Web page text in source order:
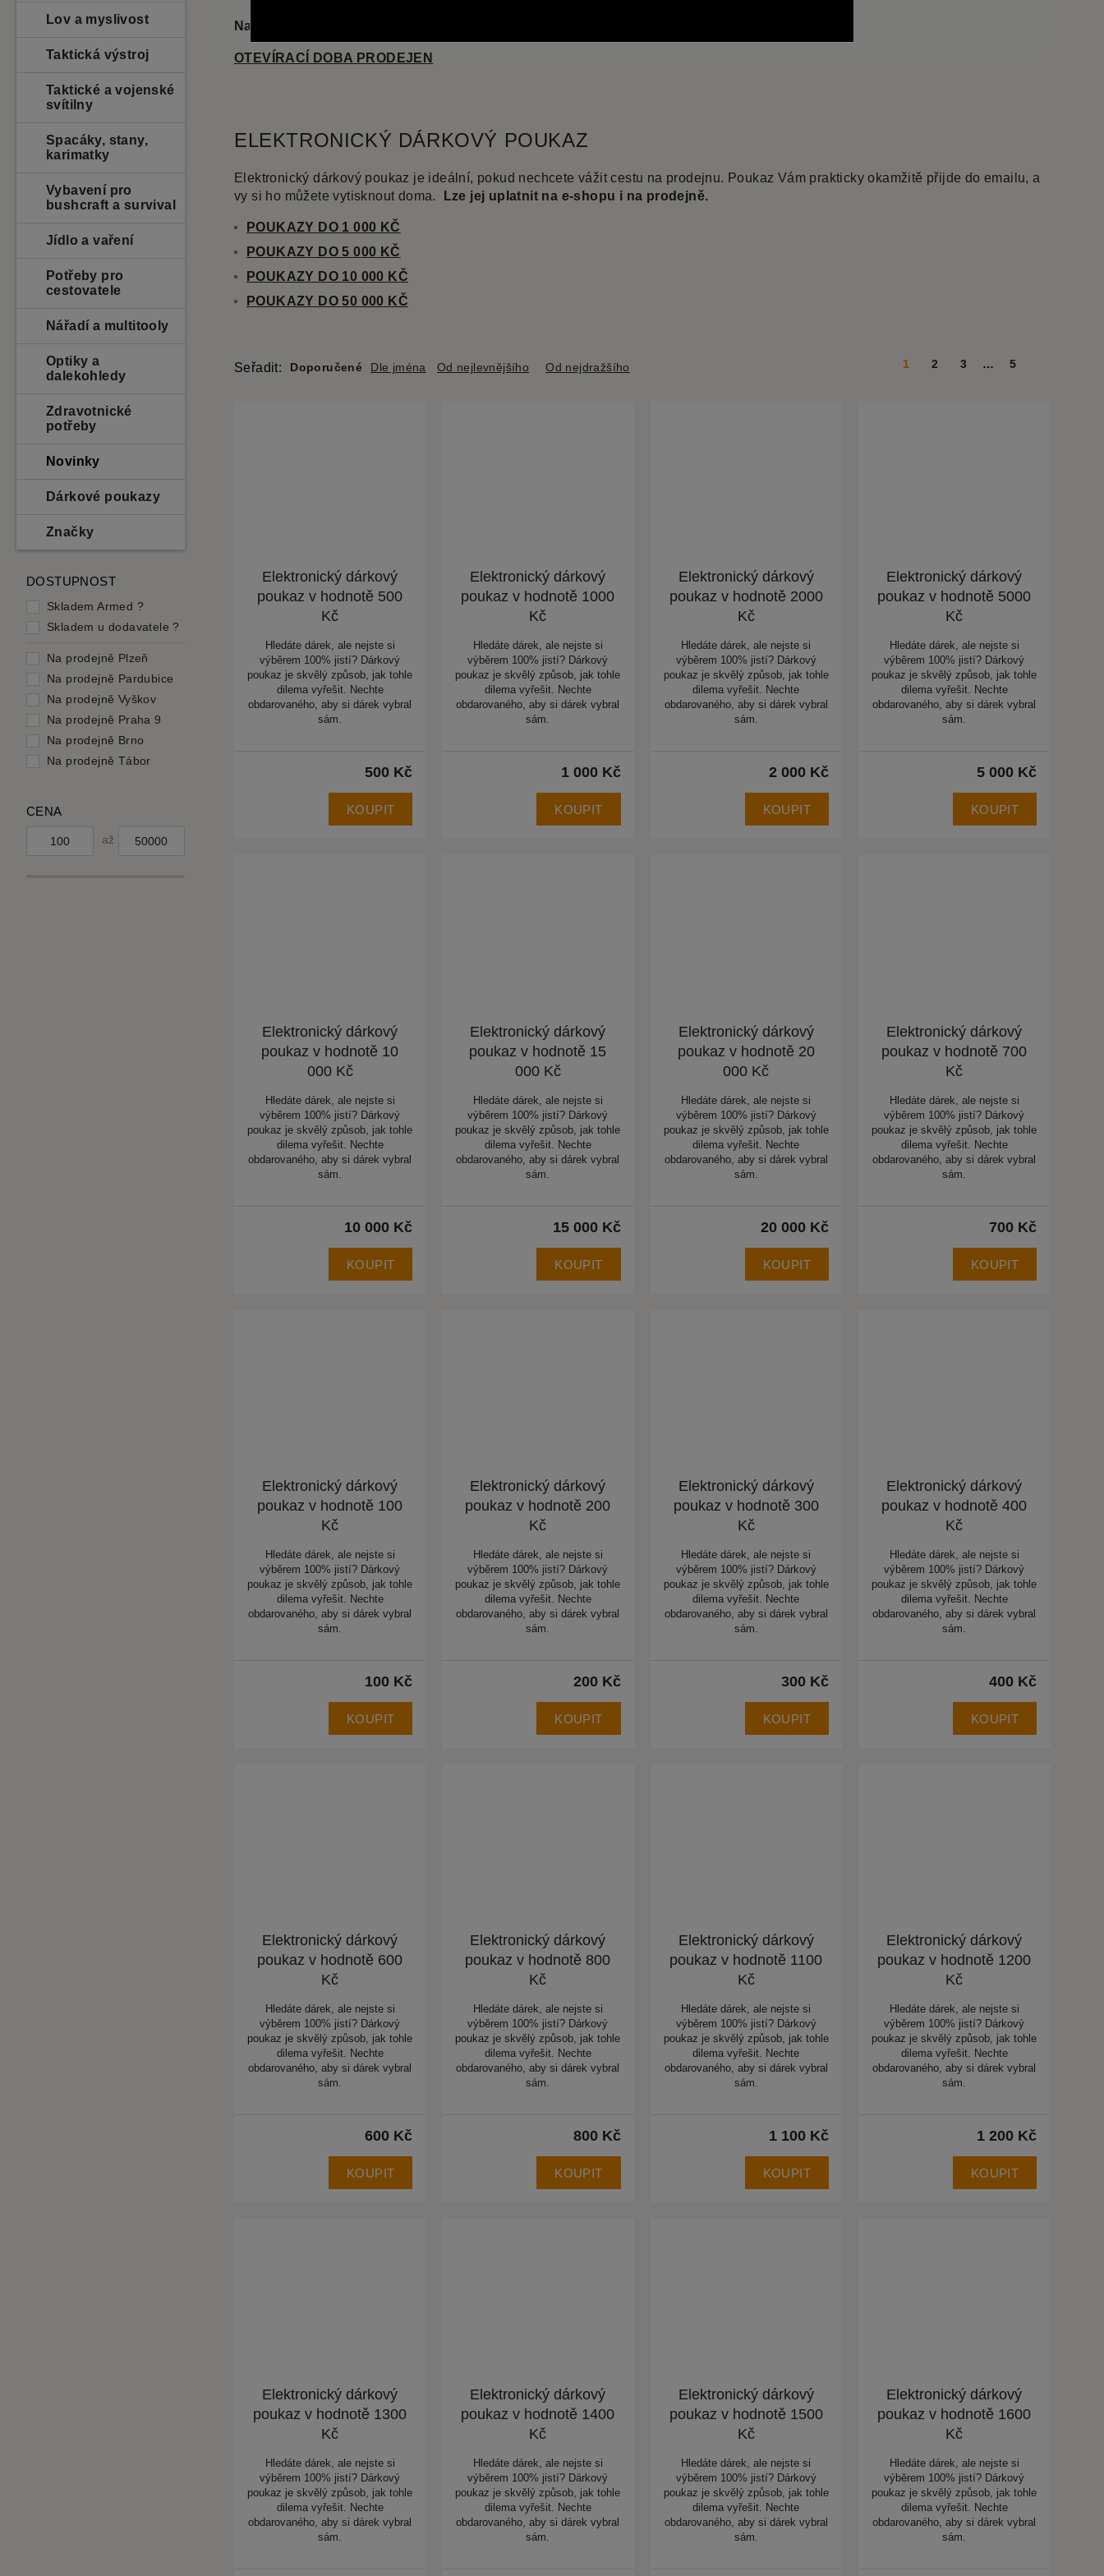
Lov a myslivost
Taktická výstroj
Taktické a vojenské
svítilny
Spacáky, stany,
karimatky
Vybavení pro
bushcraft a survival
Jídlo a vaření
Potřeby pro
cestovatele
Nářadí a multitooly
Optiky a
dalekohledy
Zdravotnické
potřeby
Novinky
Dárkové poukazy
Značky
DOSTUPNOST
Skladem Armed ?
Skladem u dodavatele?
Na prodejně Plzeň
Na prodejně Pardubice
Na prodejně Vyškov
Na prodejně Praha 9
Na prodejně Brno
Na prodejně Tábor
CENA
až
Najdete ho před svátky na všech našich prodejnách.
OTEVÍRACÍ DOBA PRODEJEN
ELEKTRONICKÝ DÁRKOVÝ POUKAZ
Elektronický dárkový poukaz je ideální, pokud nechcete vážit cestu na prodejnu. Poukaz Vám prakticky okamžitě přijde do emailu, a
vy si ho můžete vytisknout doma.
Lze jej uplatnit na e-shopu i na prodejně.
POUKAZY DO 1 000 KČ
POUKAZY DO 5 000 KČ
POUKAZY DO 10 000 KČ
POUKAZY DO 50 000 KČ
Seřadit: Doporučené Dle jména Od nejlevnějšího Od nejdražšího 1 2 3 … 5
Elektronický dárkový
poukaz v hodnotě 500
Kč
Hledáte dárek, ale nejste si
výběrem 100% jistí? Dárkový
poukaz je skvělý způsob, jak tohle
dilema vyřešit. Nechte
obdarovaného, aby si dárek vybral
sám.
500 Kč
KOUPIT
Elektronický dárkový
poukaz v hodnotě 1000
Kč
Hledáte dárek, ale nejste si
výběrem 100% jistí? Dárkový
poukaz je skvělý způsob, jak tohle
dilema vyřešit. Nechte
obdarovaného, aby si dárek vybral
sám.
1 000 Kč
KOUPIT
Elektronický dárkový
poukaz v hodnotě 2000
Kč
Hledáte dárek, ale nejste si
výběrem 100% jistí? Dárkový
poukaz je skvělý způsob, jak tohle
dilema vyřešit. Nechte
obdarovaného, aby si dárek vybral
sám.
2 000 Kč
KOUPIT
Elektronický dárkový
poukaz v hodnotě 5000
Kč
Hledáte dárek, ale nejste si
výběrem 100% jistí? Dárkový
poukaz je skvělý způsob, jak tohle
dilema vyřešit. Nechte
obdarovaného, aby si dárek vybral
sám.
5 000 Kč
KOUPIT
Elektronický dárkový
poukaz v hodnotě 10
000 Kč
Hledáte dárek, ale nejste si
výběrem 100% jistí? Dárkový
poukaz je skvělý způsob, jak tohle
dilema vyřešit. Nechte
obdarovaného, aby si dárek vybral
sám.
10 000 Kč
KOUPIT
Elektronický dárkový
poukaz v hodnotě 15
000 Kč
Hledáte dárek, ale nejste si
výběrem 100% jistí? Dárkový
poukaz je skvělý způsob, jak tohle
dilema vyřešit. Nechte
obdarovaného, aby si dárek vybral
sám.
15 000 Kč
KOUPIT
Elektronický dárkový
poukaz v hodnotě 20
000 Kč
Hledáte dárek, ale nejste si
výběrem 100% jistí? Dárkový
poukaz je skvělý způsob, jak tohle
dilema vyřešit. Nechte
obdarovaného, aby si dárek vybral
sám.
20 000 Kč
KOUPIT
Elektronický dárkový
poukaz v hodnotě 700
Kč
Hledáte dárek, ale nejste si
výběrem 100% jistí? Dárkový
poukaz je skvělý způsob, jak tohle
dilema vyřešit. Nechte
obdarovaného, aby si dárek vybral
sám.
700 Kč
KOUPIT
Elektronický dárkový
poukaz v hodnotě 100
Kč
Hledáte dárek, ale nejste si
výběrem 100% jistí? Dárkový
poukaz je skvělý způsob, jak tohle
dilema vyřešit. Nechte
obdarovaného, aby si dárek vybral
sám.
100 Kč
KOUPIT
Elektronický dárkový
poukaz v hodnotě 200
Kč
Hledáte dárek, ale nejste si
výběrem 100% jistí? Dárkový
poukaz je skvělý způsob, jak tohle
dilema vyřešit. Nechte
obdarovaného, aby si dárek vybral
sám.
200 Kč
KOUPIT
Elektronický dárkový
poukaz v hodnotě 300
Kč
Hledáte dárek, ale nejste si
výběrem 100% jistí? Dárkový
poukaz je skvělý způsob, jak tohle
dilema vyřešit. Nechte
obdarovaného, aby si dárek vybral
sám.
300 Kč
KOUPIT
Elektronický dárkový
poukaz v hodnotě 400
Kč
Hledáte dárek, ale nejste si
výběrem 100% jistí? Dárkový
poukaz je skvělý způsob, jak tohle
dilema vyřešit. Nechte
obdarovaného, aby si dárek vybral
sám.
400 Kč
KOUPIT
Elektronický dárkový
poukaz v hodnotě 600
Kč
Hledáte dárek, ale nejste si
výběrem 100% jistí? Dárkový
poukaz je skvělý způsob, jak tohle
dilema vyřešit. Nechte
obdarovaného, aby si dárek vybral
sám.
600 Kč
KOUPIT
Elektronický dárkový
poukaz v hodnotě 800
Kč
Hledáte dárek, ale nejste si
výběrem 100% jistí? Dárkový
poukaz je skvělý způsob, jak tohle
dilema vyřešit. Nechte
obdarovaného, aby si dárek vybral
sám.
800 Kč
KOUPIT
Elektronický dárkový
poukaz v hodnotě 1100
Kč
Hledáte dárek, ale nejste si
výběrem 100% jistí? Dárkový
poukaz je skvělý způsob, jak tohle
dilema vyřešit. Nechte
obdarovaného, aby si dárek vybral
sám.
1 100 Kč
KOUPIT
Elektronický dárkový
poukaz v hodnotě 1200
Kč
Hledáte dárek, ale nejste si
výběrem 100% jistí? Dárkový
poukaz je skvělý způsob, jak tohle
dilema vyřešit. Nechte
obdarovaného, aby si dárek vybral
sám.
1 200 Kč
KOUPIT
Elektronický dárkový
poukaz v hodnotě 1300
Kč
Hledáte dárek, ale nejste si
výběrem 100% jistí? Dárkový
poukaz je skvělý způsob, jak tohle
dilema vyřešit. Nechte
obdarovaného, aby si dárek vybral
sám.
Elektronický dárkový
poukaz v hodnotě 1400
Kč
Hledáte dárek, ale nejste si
výběrem 100% jistí? Dárkový
poukaz je skvělý způsob, jak tohle
dilema vyřešit. Nechte
obdarovaného, aby si dárek vybral
sám.
Elektronický dárkový
poukaz v hodnotě 1500
Kč
Hledáte dárek, ale nejste si
výběrem 100% jistí? Dárkový
poukaz je skvělý způsob, jak tohle
dilema vyřešit. Nechte
obdarovaného, aby si dárek vybral
sám.
Elektronický dárkový
poukaz v hodnotě 1600
Kč
Hledáte dárek, ale nejste si
výběrem 100% jistí? Dárkový
poukaz je skvělý způsob, jak tohle
dilema vyřešit. Nechte
obdarovaného, aby si dárek vybral
sám.